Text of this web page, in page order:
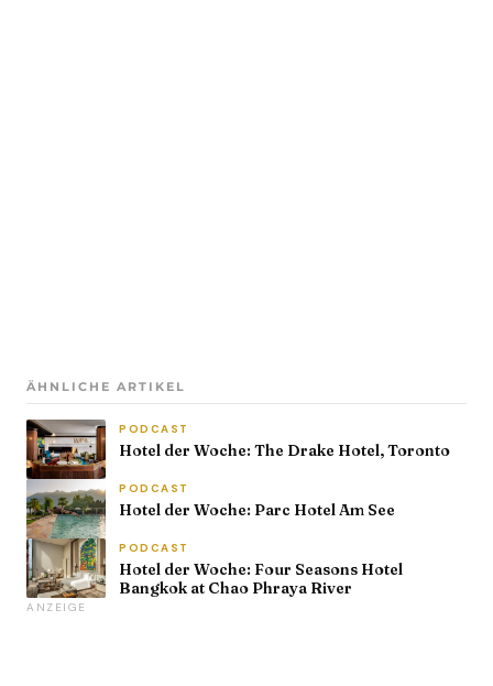
ÄHNLICHE ARTIKEL
PODCAST
Hotel der Woche: The Drake Hotel, Toronto
PODCAST
Hotel der Woche: Parc Hotel Am See
PODCAST
Hotel der Woche: Four Seasons Hotel
Bangkok at Chao Phraya River
ANZEIGE